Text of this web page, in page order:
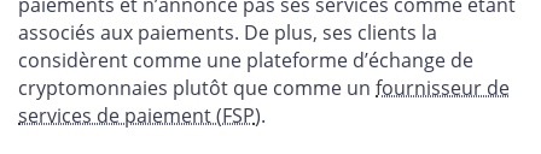
paiements et n’annonce pas ses services comme étant
associés aux paiements. De plus, ses clients la
considèrent comme une plateforme d’échange de
cryptomonnaies plutôt que comme un fournisseur de
services de paiement (FSP).